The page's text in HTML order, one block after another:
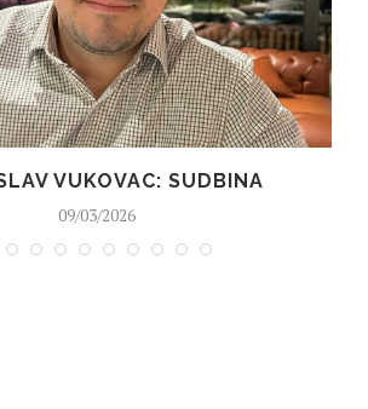
VUKOVAC: SUDBINA
09/03/2026